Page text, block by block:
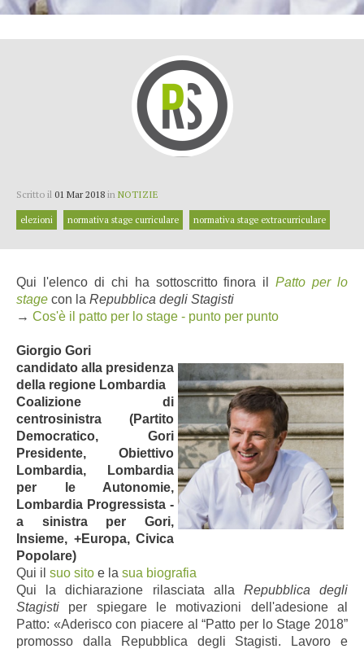
Scritto il 01 Mar 2018 in NOTIZIE
elezioni normativa stage curriculare normativa stage extracurriculare
Qui l'elenco di chi ha sottoscritto finora ilPatto per lo
stage con la Repubblica degli Stagisti
→ Cos'è il patto per lo stage - punto per punto
Giorgio Gori
candidato alla presidenza
della regione Lombardia
Coalizione di
centrosinistra (Partito
Democratico, Gori
Presidente, Obiettivo
Lombardia, Lombardia
per le Autonomie,
Lombardia Progressista -
a sinistra per Gori,
Insieme, +Europa, Civica
Popolare)
Qui il suo sito e la sua biografia
Qui la dichiarazione rilasciata alla Repubblica degli
Stagisti per spiegare le motivazioni dell'adesione al
Patto: «Aderisco con piacere al “Patto per lo Stage 2018”
promosso dalla Repubblica degli Stagisti. Lavoro e